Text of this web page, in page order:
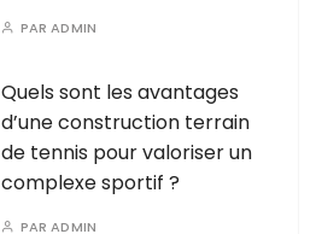
PARADMIN
Quels sont les avantages
d’une construction terrain
de tennis pour valoriser un
complexe sportif ?
PARADMIN